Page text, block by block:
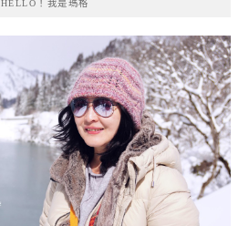
HELLO！我是瑪格